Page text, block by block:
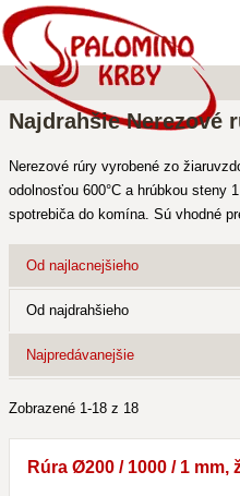
Najdrahšie Nerezové
Nerezové rúry vyrobené zo
odolnosťou 600°C a hrúbkou steny
spotrebiča do komína. Sú vhodné
Od najlacnejšieho
Od najdrahšieho
Najpredávanejšie
Zobrazené 1-18 z 18
Rúra Ø200 / 1000 / 1